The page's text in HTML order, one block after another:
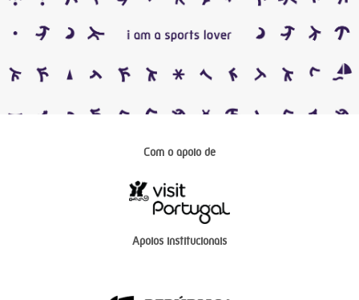
Com o apoio de
Apoios institucionais